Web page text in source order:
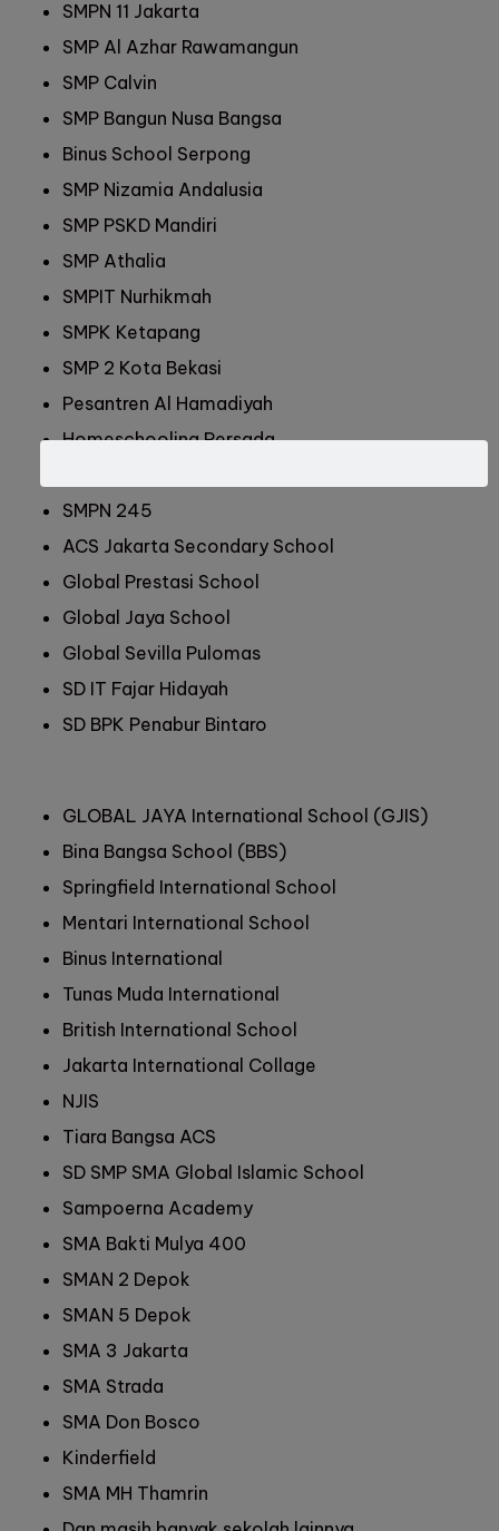
SMPN 11 Jakarta
SMP Al Azhar Rawamangun
SMP Calvin
SMP Bangun Nusa Bangsa
Binus School Serpong
SMP Nizamia Andalusia
SMP PSKD Mandiri
SMP Athalia
SMPIT Nurhikmah
SMPK Ketapang
SMP 2 Kota Bekasi
Pesantren Al Hamadiyah
Homeschooling Persada
SMPN 245
ACS Jakarta Secondary School
Global Prestasi School
Global Jaya School
Global Sevilla Pulomas
SD IT Fajar Hidayah
SD BPK Penabur Bintaro
GLOBAL JAYA International School (GJIS)
Bina Bangsa School (BBS)
Springfield International School
Mentari International School
Binus International
Tunas Muda International
British International School
Jakarta International Collage
NJIS
Tiara Bangsa ACS
SD SMP SMA Global Islamic School
Sampoerna Academy
SMA Bakti Mulya 400
SMAN 2 Depok
SMAN 5 Depok
SMA 3 Jakarta
SMA Strada
SMA Don Bosco
Kinderfield
SMA MH Thamrin